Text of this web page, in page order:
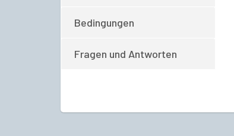
Bedingungen
Fragen und Antworten